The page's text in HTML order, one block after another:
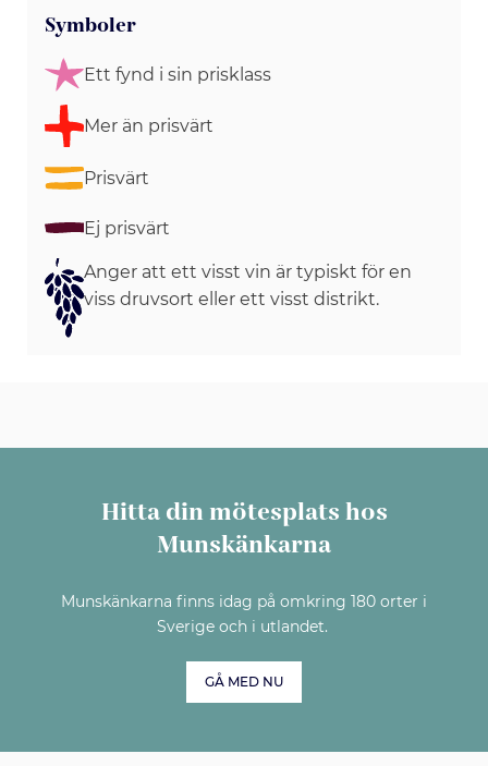
Symboler
Ett fynd i sin prisklass
Mer än prisvärt
Prisvärt
Ej prisvärt
Anger att ett visst vin är typiskt för en
viss druvsort eller ett visst distrikt.
Hitta din mötesplats hos
Munskänkarna
Munskänkarna finns idag på omkring 180 orter i
Sverige och i utlandet.
GÅ MED NU